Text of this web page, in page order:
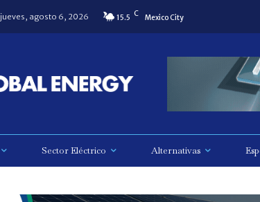
jueves, agosto 6, 2026 15.5 C Mexico City
Sector Eléctrico Alternativas